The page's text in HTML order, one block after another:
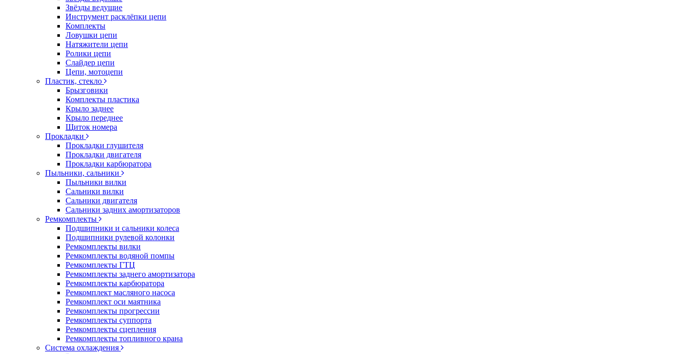
Звёзды ведущие
Инструмент расклёпки цепи
Комплекты
Ловушки цепи
Натяжители цепи
Ролики цепи
Слайдер цепи
Цепи, мотоцепи
Пластик, стекло
Брызговики
Комплекты пластика
Крыло заднее
Крыло переднее
Щиток номера
Прокладки
Прокладки глушителя
Прокладки двигателя
Прокладки карбюратора
Пыльники, сальники
Пыльники вилки
Сальники вилки
Сальники двигателя
Сальники задних амортизаторов
Ремкомплекты
Подшипники и сальники колеса
Подшипники рулевой колонки
Ремкомплекты вилки
Ремкомплекты водяной помпы
Ремкомплекты ГТЦ
Ремкомплекты заднего амортизатора
Ремкомплекты карбюратора
Ремкомплект масляного насоса
Ремкомплект оси маятника
Ремкомплекты прогрессии
Ремкомплекты суппорта
Ремкомплекты сцепления
Ремкомплекты топливного крана
Система охлаждения